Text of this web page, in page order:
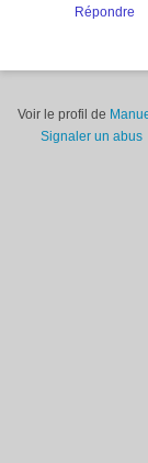
Répondre
Voir le profil de
Signaler un abus